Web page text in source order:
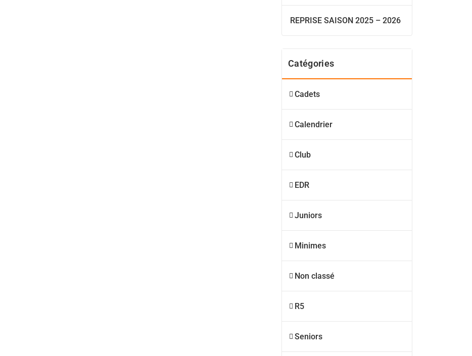
REPRISE SAISON 2025 – 2026
Catégories
Cadets
Calendrier
Club
EDR
Juniors
Minimes
Non classé
R5
Seniors